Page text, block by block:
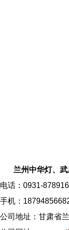
兰州中华灯、
电话：0931-
手机：
公司地址：甘肃省